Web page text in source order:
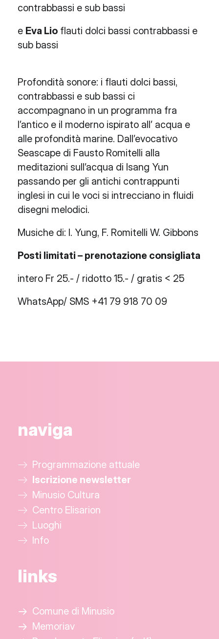
contrabbassi e sub bassi
e Eva Lio flauti dolci bassi contrabbassi e
sub bassi
Profondità sonore: i flauti dolci bassi,
contrabbassi e sub bassi ci
accompagnano in un programma fra
l’antico e il moderno ispirato all’ acqua e
alle profondità marine. Dall’evocativo
Seascape di Fausto Romitelli alla
meditazioni sull’acqua di Isang Yun
passando per gli antichi contrappunti
inglesi in cui le voci si intrecciano in fluidi
disegni melodici.
Musiche di: I. Yung, F. Romitelli W. Gibbons
Posti limitati – prenotazione consigliata
intero Fr 25.- / ridotto 15.- / gratis < 25
WhatsApp/ SMS +41 79 918 70 09
naviga
Programmazione attuale
Iscrizione newsletter
Minusio Cultura
Centro Elisarion
Luoghi
Info
links
Comune di Minusio
Memoriav